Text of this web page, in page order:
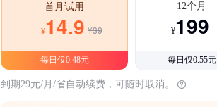
首月试用
¥14.9 ¥39
每日仅0.48元
12个月
¥199
每日仅0.55元
到期29元/月/省自动续费，可随时取消。